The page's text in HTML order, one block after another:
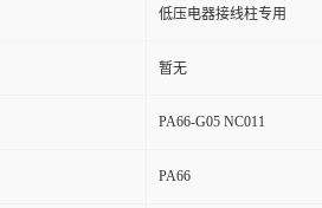
低压电器接线柱专用
暂无
PA66-G05 NC011
PA66